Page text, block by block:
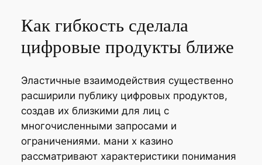
Как гибкость сделала
цифровые продукты ближе
Эластичные взаимодействия существенно
расширили публику цифровых продуктов,
создав их близкими для лиц с
многочисленными запросами и
ограничениями. мани х казино
рассматривают характеристики понимания